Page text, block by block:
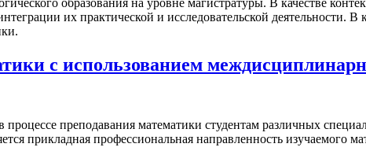
образования на уровне магистратуры. В качестве
их практической и исследовательской деятельности. В
с использованием
преподавания математики студентам различных
прикладная профессиональная направленность изучаемого